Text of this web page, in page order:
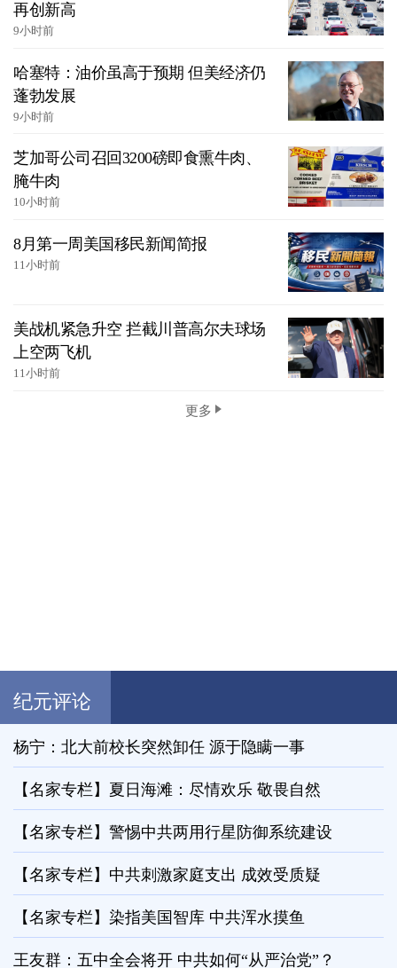
再创新高
9小时前
哈塞特：油价虽高于预期 但美经济仍
蓬勃发展
9小时前
芝加哥公司召回3200磅即食熏牛肉、
腌牛肉
10小时前
8月第一周美国移民新闻简报
11小时前
美战机紧急升空 拦截川普高尔夫球场
上空两飞机
11小时前
更多
纪元评论
杨宁：北大前校长突然卸任 源于隐瞒一事
【名家专栏】夏日海滩：尽情欢乐 敬畏自然
【名家专栏】警惕中共两用行星防御系统建设
【名家专栏】中共刺激家庭支出 成效受质疑
【名家专栏】染指美国智库 中共浑水摸鱼
王友群：五中全会将开 中共如何“从严治党”？